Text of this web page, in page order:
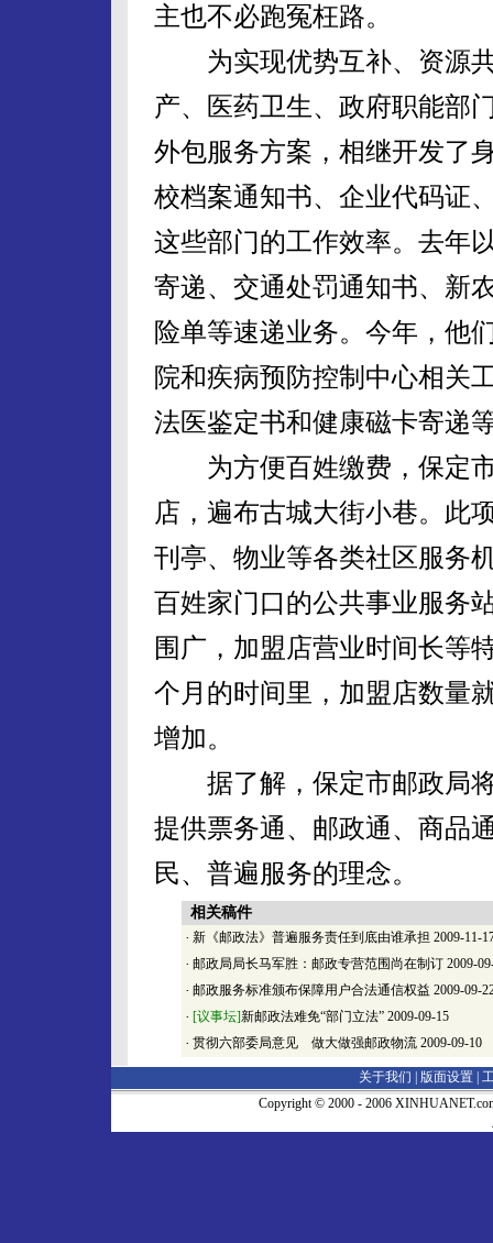
主也不必跑冤枉路。
为实现优势互补、资源共
产、医药卫生、政府职能部
外包服务方案，相继开发了
校档案通知书、企业代码证
这些部门的工作效率。去年
寄递、交通处罚通知书、新
险单等速递业务。今年，他
院和疾病预防控制中心相关
法医鉴定书和健康磁卡寄递
为方便百姓缴费，保定市
店，遍布古城大街小巷。此
刊亭、物业等各类社区服务
百姓家门口的公共事业服务
围广，加盟店营业时间长等
个月的时间里，加盟店数量
增加。
据了解，保定市邮政局将
提供票务通、邮政通、商品
民、普遍服务的理念。
相关稿件
· 新《邮政法》普遍服务责任到底由谁承担 2009-11-
· 邮政局局长马军胜：邮政专营范围尚在制订 2009-
· 邮政服务标准颁布保障用户合法通信权益 2009-09-
· [议事坛]新邮政法难免“部门立法” 2009-09-15
· 贯彻六部委局意见 做大做强邮政物流 2009-09-10
关于我们 | 版面设置
Copyright © 2000 - 2006